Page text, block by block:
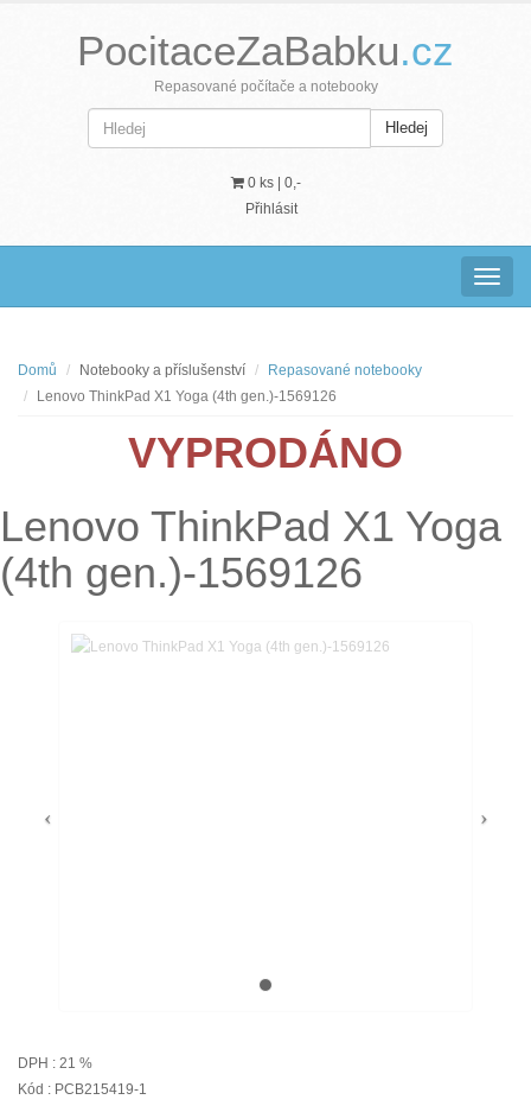
PocitaceZaBabku.cz
Repasované počítače a notebooky
Hledej
0 ks | 0,-
Přihlásit
Domů Notebooky a příslušenství
Repasované notebooky
Lenovo ThinkPad X1 Yoga (4th gen.)-1569126
VYPRODÁNO
Lenovo ThinkPad X1 Yoga
(4th gen.)-1569126
DPH : 21 %
Kód : PCB215419-1